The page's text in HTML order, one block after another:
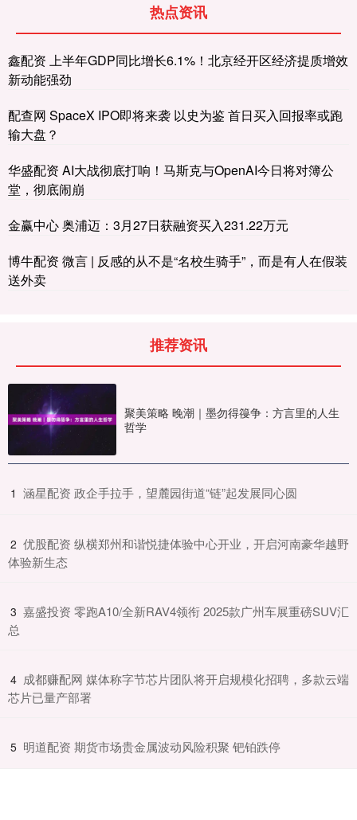
热点资讯
鑫配资 上半年GDP同比增长6.1%！北京经开区经济提质增效
新动能强劲
配查网 SpaceX IPO即将来袭 以史为鉴 首日买入回报率或跑
输大盘？
华盛配资 AI大战彻底打响！马斯克与OpenAI今日将对簿公
堂，彻底闹崩
金赢中心 奥浦迈：3月27日获融资买入231.22万元
博牛配资 微言 | 反感的从不是“名校生骑手”，而是有人在假装
送外卖
推荐资讯
聚美策略 晚潮｜墨勿得䈜争：方言里的人生
哲学
1 ​涵星配资 政企手拉手，望麓园街道“链”起发展同心圆
2 ​优股配资 纵横郑州和谐悦捷体验中心开业，开启河南豪华越野
体验新生态
3 ​嘉盛投资 零跑A10/全新RAV4领衔 2025款广州车展重磅SUV汇
总
4 ​成都赚配网 媒体称字节芯片团队将开启规模化招聘，多款云端
芯片已量产部署
5 ​明道配资 期货市场贵金属波动风险积聚 钯铂跌停